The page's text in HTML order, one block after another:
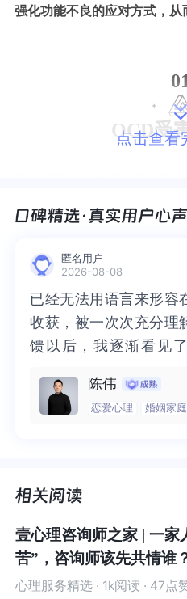
强化功能不良的应对方式，从
OCD受
为什么是我，为什么我要承受
如果我没有OCD，我的人生会
就是因为症状摧毁了我原本应
我已经如此的痛苦，为什么
如此苛刻
……
为什么我的父母生下了我，如
为什么我的父母那么无能，不
点击查看
匿名用户
2026-08-08
已经无法用语言来形容
收获，被一次次充分理
馈以后，我逐渐看见
清晰，也慢慢找回了内
虽然不知道还要有多久
这里，让我真切的感受
已经无法用语言来形容
收获，被一次次充分理
馈以后，我逐渐看见
也慢慢找回了内在的力
知道还要有多久的路要
让我真切的感受到了🙏❤️
陈伟
恋爱心理 婚姻家庭
壹心理咨询师之家 | 一家
苦”，咨询师该先共情谁
心理服务精选 · 1k阅读 · 47点